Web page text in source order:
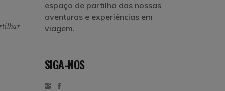
espaço de partilha das nossas
aventuras e experiências em
viagem.
SIGA-NOS